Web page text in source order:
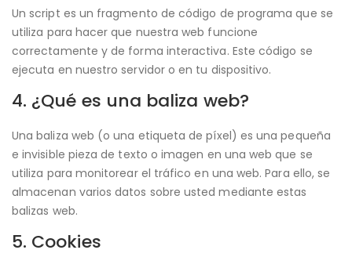
Un script es un fragmento de código de programa que se
utiliza para hacer que nuestra web funcione
correctamente y de forma interactiva. Este código se
ejecuta en nuestro servidor o en tu dispositivo.
4. ¿Qué es una baliza web?
Una baliza web (o una etiqueta de píxel) es una pequeña
e invisible pieza de texto o imagen en una web que se
utiliza para monitorear el tráfico en una web. Para ello, se
almacenan varios datos sobre usted mediante estas
balizas web.
5. Cookies